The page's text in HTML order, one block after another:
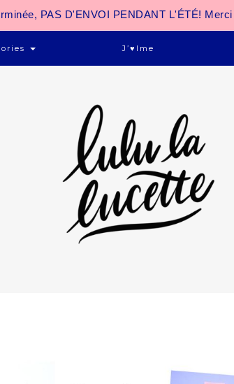
PAS D'ENVOI PENDANT L'ÉTÉ!
J’♥ime